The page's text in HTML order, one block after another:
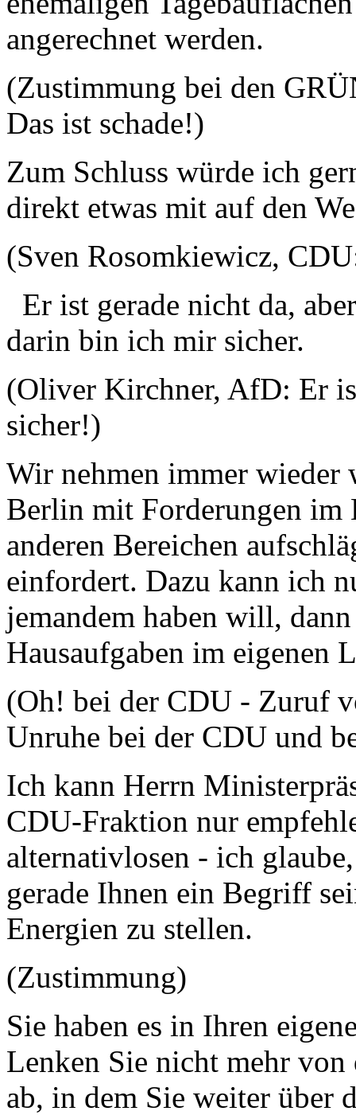
angerechnet werden.
(Zustimmung bei den
Das ist schade!)
Zum Schluss würde ich
direkt etwas mit auf den
(Sven Rosomkiewicz,
Er ist gerade nicht da,
darin bin ich mir sicher.
(Oliver Kirchner, AfD: Er
sicher!)
Wir nehmen immer wieder
Berlin mit Forderungen im
anderen Bereichen
einfordert. Dazu kann ich
jemandem haben will,
Hausaufgaben im eigenen
(Oh! bei der CDU - Zuruf
Unruhe bei der CDU und
Ich kann Herrn
CDU-Fraktion nur
alternativlosen - ich
gerade Ihnen ein Begriff
Energien zu stellen.
(Zustimmung)
Sie haben es in Ihren
Lenken Sie nicht mehr
ab, in dem Sie weiter über